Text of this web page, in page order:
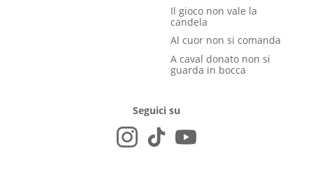
Il gioco non vale la
candela
Al cuor non si comanda
A caval donato non si
guarda in bocca
Seguici su